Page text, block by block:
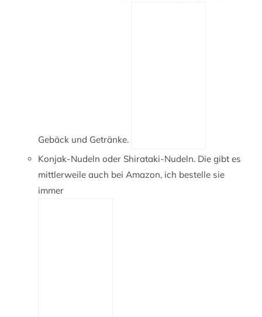
Gebäck und Getränke.
Konjak-Nudeln oder Shirataki-Nudeln. Die gibt es
mittlerweile auch bei Amazon, ich bestelle sie
immer